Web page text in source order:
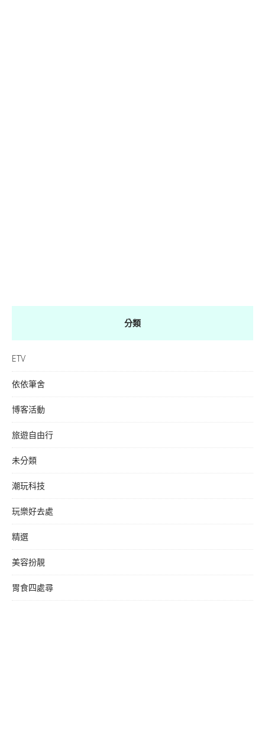
分類
ETV
依依筆舍
博客活動
旅遊自由行
未分類
潮玩科技
玩樂好去處
精選
美容扮靚
胃食四處尋